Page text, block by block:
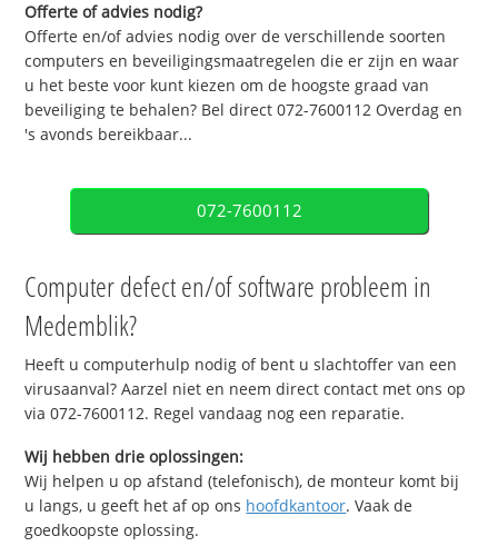
Offerte of advies nodig?
Offerte en/of advies nodig over de verschillende soorten
computers en beveiligingsmaatregelen die er zijn en waar
u het beste voor kunt kiezen om de hoogste graad van
beveiliging te behalen? Bel direct 072-7600112 Overdag en
's avonds bereikbaar...
072-7600112
Computer defect en/of software probleem in
Medemblik?
Heeft u computerhulp nodig of bent u slachtoffer van een
virusaanval? Aarzel niet en neem direct contact met ons op
via 072-7600112. Regel vandaag nog een reparatie.
Wij hebben drie oplossingen:
Wij helpen u op afstand (telefonisch), de monteur komt bij
u langs, u geeft het af op ons hoofdkantoor. Vaak de
goedkoopste oplossing.